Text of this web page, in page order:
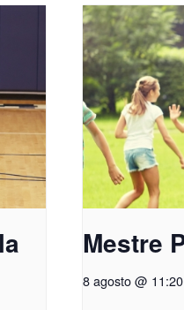
Mestre
8 agosto @